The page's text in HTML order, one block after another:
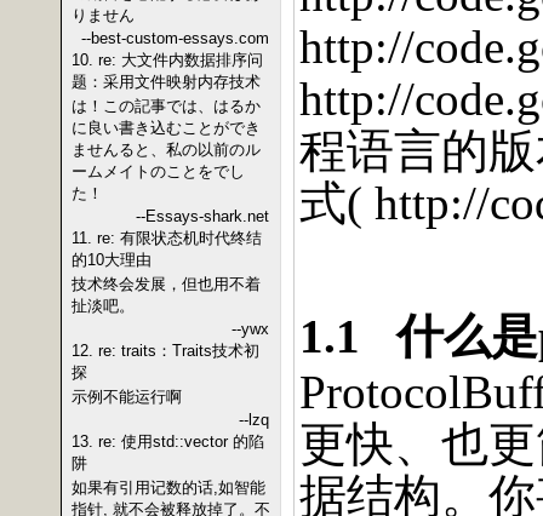
りません
--best-custom-essays.com
10. re: 大文件内数据排序问
题：采用文件映射内存技术
は！この記事では、はるか
に良い書き込むことができ
ませんると、私の以前のル
ームメイトのことをでし
た！
--Essays-shark.net
11. re: 有限状态机时代终结
的10大理由
技术终会发展，但也用不着
扯淡吧。
--ywx
12. re: traits：Traits技术初
探
示例不能运行啊
--lzq
13. re: 使用std::vector 的陷
阱
如果有引用记数的话,如智能
指针, 就不会被释放掉了。不
http://
http://
程语言的
式( http://
1.1什么是
更快、也
据结构。